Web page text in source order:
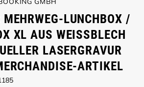
LUNCHBOX /
XL AUS WEISSBLECH M
LASERGRAVUR I
ARTIKEL